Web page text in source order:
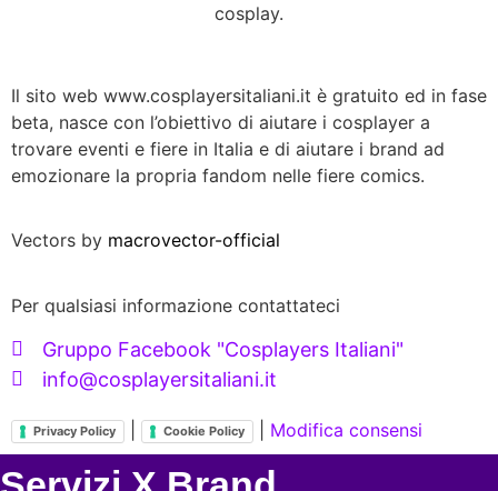
cosplay.
Il sito web www.cosplayersitaliani.it è gratuito ed in fase
beta, nasce con l’obiettivo di aiutare i cosplayer a
trovare eventi e fiere in Italia e di aiutare i brand ad
emozionare la propria fandom nelle fiere comics.
Vectors by macrovector-official
Per qualsiasi informazione contattateci
Gruppo Facebook "Cosplayers Italiani"
info@cosplayersitaliani.it
Privacy Policy Cookie Policy Modifica consensi